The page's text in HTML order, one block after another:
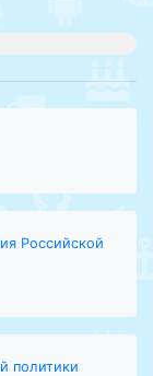
Российской
политики